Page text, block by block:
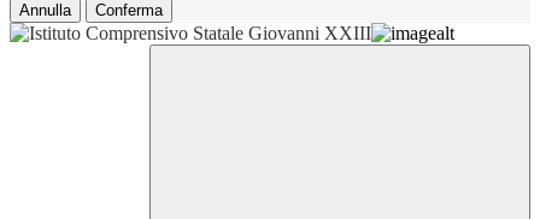
Annulla Conferma